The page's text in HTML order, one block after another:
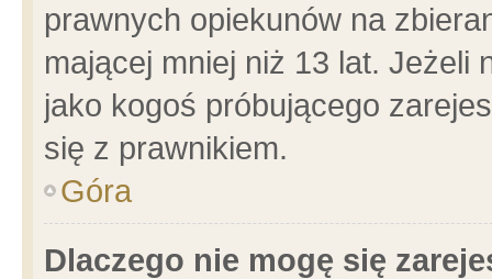
prawnych opiekunów na
mającej mniej niż 13 lat. Jeżeli
jako kogoś próbującego
się z prawnikiem.
Góra
Dlaczego nie mogę się